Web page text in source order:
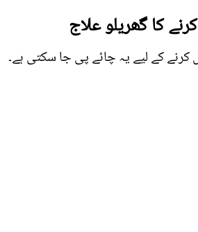
کا گھریلو علاج
کرنے کے لیے یہ چائے پی جا سکتی ہے۔